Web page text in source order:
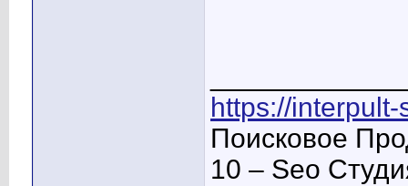
https://
Поисковое
10 – Seo